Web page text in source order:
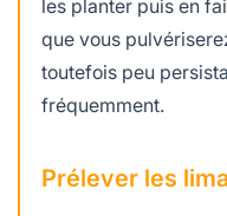
les planter puis en
que vous
toutefois peu
fréquemment.
Prélever les